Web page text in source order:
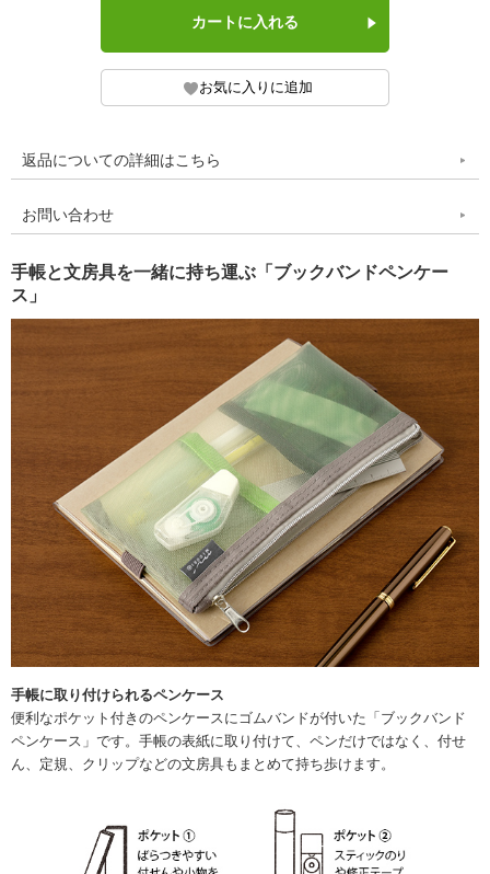
返品についての詳細はこちら
お問い合わせ
手帳と文房具を一緒に持ち運ぶ「ブックバンドペンケー
ス」
手帳に取り付けられるペンケース
便利なポケット付きのペンケースにゴムバンドが付いた「ブックバンド
ペンケース」です。手帳の表紙に取り付けて、ペンだけではなく、付せ
ん、定規、クリップなどの文房具もまとめて持ち歩けます。